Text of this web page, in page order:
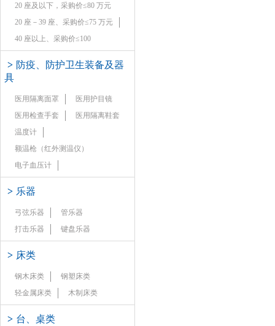
20 座及以下，采购价≤80 万元
20 座－39 座、采购价≤75 万元
40 座以上、采购价≤100
> 防疫、防护卫生装备及器
具
医用隔离面罩
医用护目镜
医用检查手套
医用隔离鞋套
温度计
额温枪（红外测温仪）
电子血压计
> 乐器
弓弦乐器
管乐器
打击乐器
键盘乐器
> 床类
钢木床类
钢塑床类
轻金属床类
木制床类
> 台、桌类